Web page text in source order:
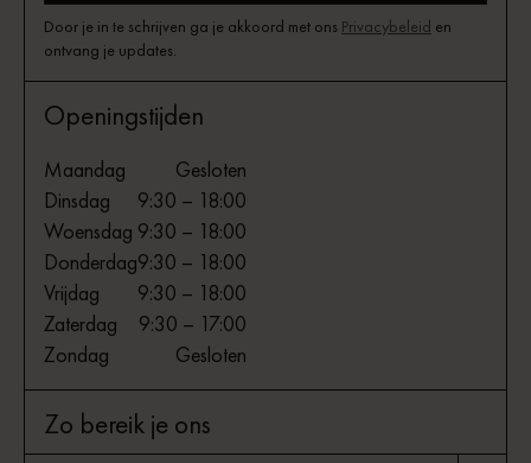
Door je in te schrijven ga je akkoord met ons Privacybeleid en
ontvang je updates.
Openingstijden
Maandag
Gesloten
Dinsdag
9:30 – 18:00
Woensdag 9:30 – 18:00
Donderdag9:30 – 18:00
Vrijdag
9:30 – 18:00
Zaterdag
9:30 – 17:00
Zondag
Gesloten
Zo bereik je ons